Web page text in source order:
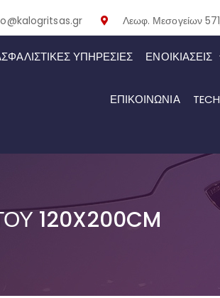
Λεωφ. Μεσογείων
ΥΠΗΡΕΣΙΕΣ ΕΝΟΙΚΙΆΣΕΙΣ
ΕΠΙΚΟΙΝΩΝΙΑ
120X200CM